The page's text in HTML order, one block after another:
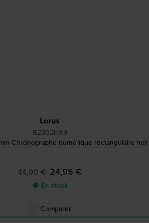
Lorus
R2302HX9
Chronographe numérique rectangulaire noir
44,00 € 24,95 €
● En stock
Comparer